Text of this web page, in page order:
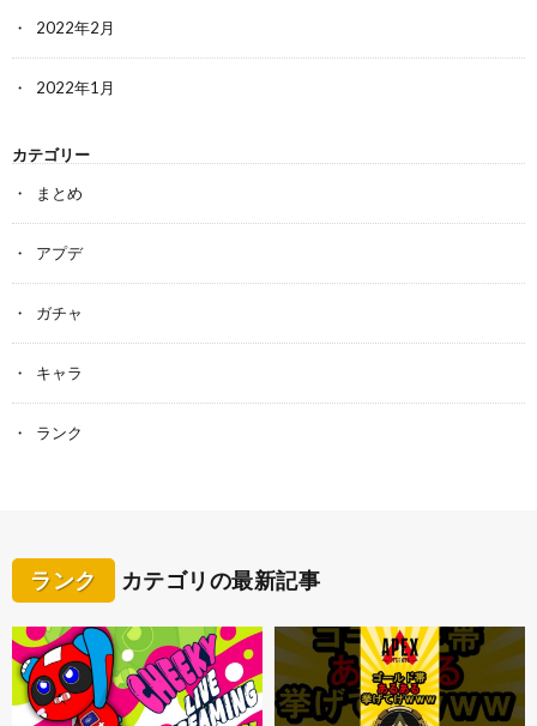
2022年2月
2022年1月
カテゴリー
まとめ
アプデ
ガチャ
キャラ
ランク
ランク カテゴリの最新記事